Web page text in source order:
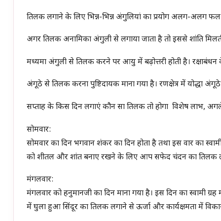
तिलक लगाने के लिए भिन्न-भिन्न अंगुलियां का प्रयोग अलग-अलग फल
अगर तिलक अनामिका अंगुली से लगाया जाता है तो इससे शांति
मध्यमा अंगुली से तिलक करने पर आयु में बढ़ोत्तरी होती है।
अंगूठे से तिलक करना पुष्टिदायक माना गया है। रणक्षेत्र में योद्धा
सप्ताह के किस दिन लगाएं कौन सा तिलक तो होगा विशेष लाभ,
सोमवार:
सोमवार का दिन भगवान शंकर का दिन होता है तथा इस वार का
को शीतल और शांत बनाए रखने के लिए आप सफेद चंदन का तिलक
मंगलवार:
मंगलवार को हनुमानजी का दिन माना गया है। इस दिन का स्वामी
में घुला हुआ सिंदूर का तिलक लगाने से ऊर्जा और कार्यक्षमता में